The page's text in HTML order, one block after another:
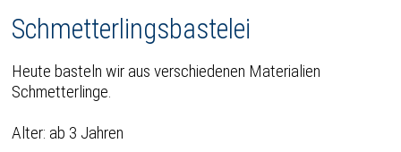
Schmetterlingsbastelei
Heute basteln wir aus verschiedenen Materialien
Schmetterlinge.
Alter: ab 3 Jahren